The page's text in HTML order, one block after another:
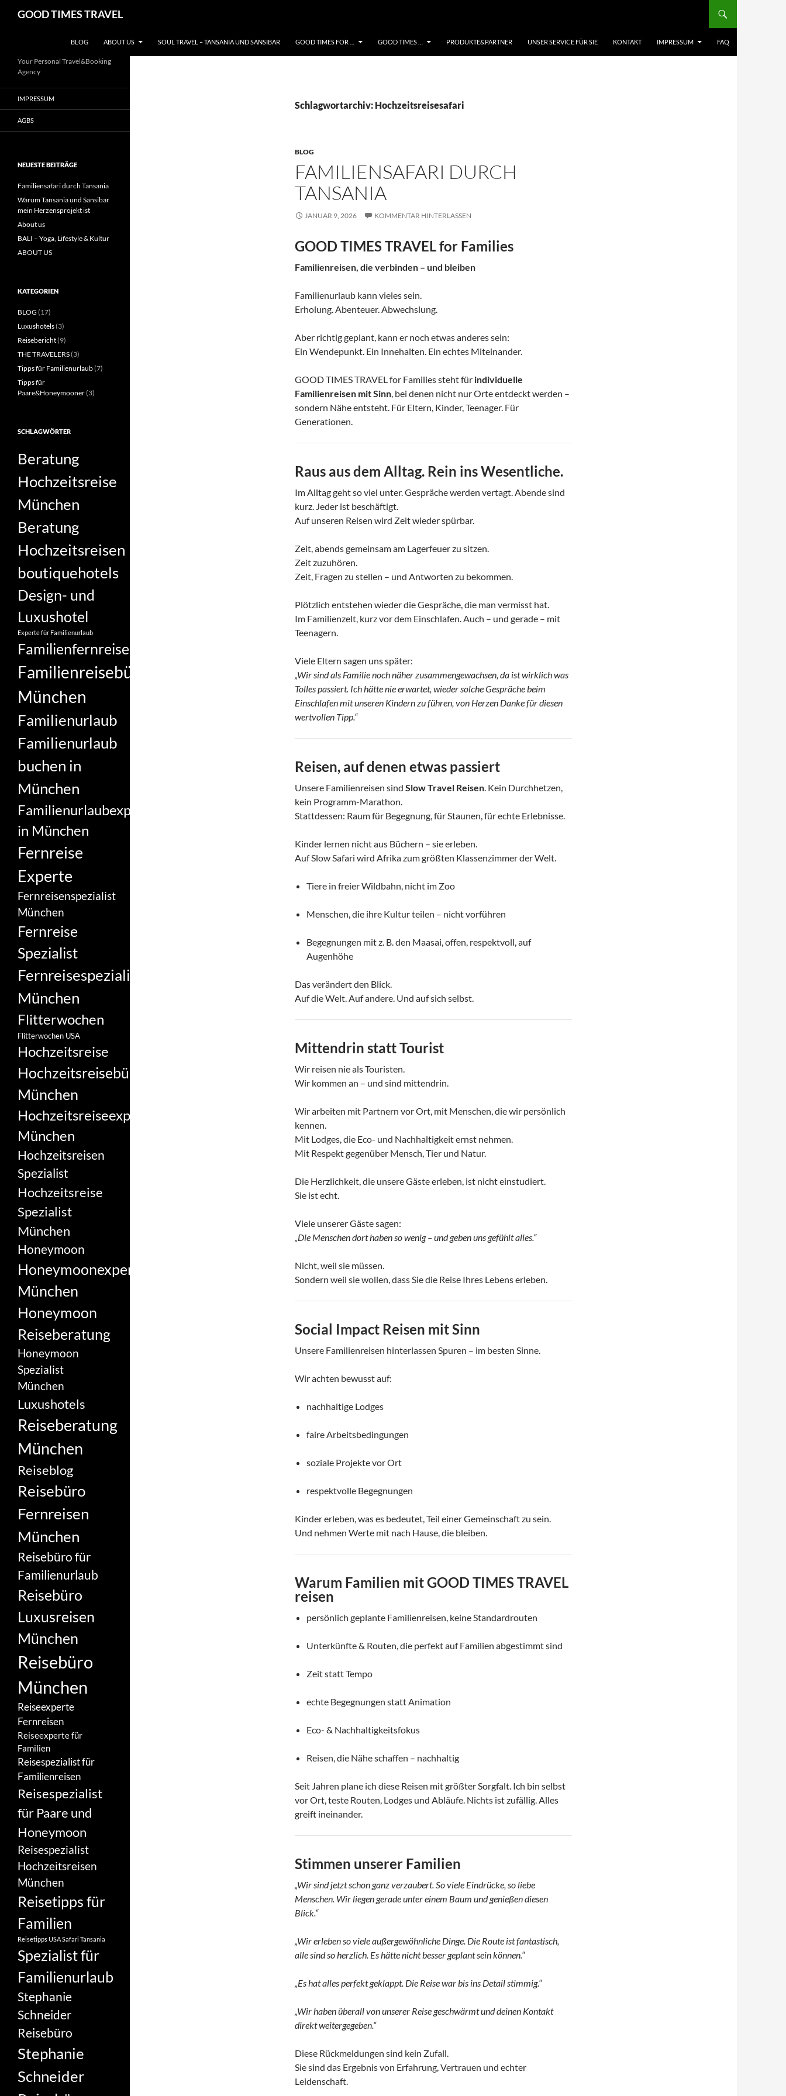
InhaltGOOD TIMES TRAVEL
BLOG ABOUT US SOUL TRAVEL – TANSANIA UND SANSIBAR GOOD TIMES FOR … GOOD TIMES … PRODUKTE&PARTNER UNSER SERVICE FÜR SIE KONTAKT IMPRESSUM FAQ
Schlagwortarchiv: Hochzeitsreisesafari
BLOG
FAMILIENSAFARI DURCH
TANSANIA
JANUAR 9, 2026 KOMMENTAR HINTERLASSEN
GOOD TIMES TRAVEL for Families
Familienreisen, die verbinden – und bleiben
Familienurlaub kann vieles sein.
Erholung. Abenteuer. Abwechslung.
Aber richtig geplant, kann er noch etwas anderes sein:
Ein Wendepunkt. Ein Innehalten. Ein echtes Miteinander.
GOOD TIMES TRAVEL for Families steht für individuelle
Familienreisen mit Sinn, bei denen nicht nur Orte entdeckt werden –
sondern Nähe entsteht. Für Eltern, Kinder, Teenager. Für
Generationen.
Raus aus dem Alltag. Rein ins Wesentliche.
Im Alltag geht so viel unter. Gespräche werden vertagt. Abende sind
kurz. Jeder ist beschäftigt.
Auf unseren Reisen wird Zeit wieder spürbar.
Zeit, abends gemeinsam am Lagerfeuer zu sitzen.
Zeit zuzuhören.
Zeit, Fragen zu stellen – und Antworten zu bekommen.
Plötzlich entstehen wieder die Gespräche, die man vermisst hat.
Im Familienzelt, kurz vor dem Einschlafen. Auch – und gerade – mit
Teenagern.
Viele Eltern sagen uns später:
„Wir sind als Familie noch näher zusammengewachsen, da ist wirklich was
Tolles passiert. Ich hätte nie erwartet, wieder solche Gespräche beim
Einschlafen mit unseren Kindern zu führen, von Herzen Danke für diesen
wertvollen Tipp.“
Reisen, auf denen etwas passiert
Unsere Familienreisen sind Slow Travel Reisen. Kein Durchhetzen,
kein Programm-Marathon.
Stattdessen: Raum für Begegnung, für Staunen, für echte Erlebnisse.
Kinder lernen nicht aus Büchern – sie erleben.
Auf Slow Safari wird Afrika zum größten Klassenzimmer der Welt.
Tiere in freier Wildbahn, nicht im Zoo
Menschen, die ihre Kultur teilen – nicht vorführen
Begegnungen mit z. B. den Maasai, offen, respektvoll, auf
Augenhöhe
Das verändert den Blick.
Auf die Welt. Auf andere. Und auf sich selbst.
Mittendrin statt Tourist
Wir reisen nie als Touristen.
Wir kommen an – und sind mittendrin.
Wir arbeiten mit Partnern vor Ort, mit Menschen, die wir persönlich
kennen.
Mit Lodges, die Eco- und Nachhaltigkeit ernst nehmen.
Mit Respekt gegenüber Mensch, Tier und Natur.
Die Herzlichkeit, die unsere Gäste erleben, ist nicht einstudiert.
Sie ist echt.
Viele unserer Gäste sagen:
„Die Menschen dort haben so wenig – und geben uns gefühlt alles.“
Nicht, weil sie müssen.
Sondern weil sie wollen, dass Sie die Reise Ihres Lebens erleben.
Social Impact Reisen mit Sinn
Unsere Familienreisen hinterlassen Spuren – im besten Sinne.
Wir achten bewusst auf:
nachhaltige Lodges
faire Arbeitsbedingungen
soziale Projekte vor Ort
respektvolle Begegnungen
Kinder erleben, was es bedeutet, Teil einer Gemeinschaft zu sein.
Und nehmen Werte mit nach Hause, die bleiben.
Warum Familien mit GOOD TIMES TRAVEL
reisen
persönlich geplante Familienreisen, keine Standardrouten
Unterkünfte & Routen, die perfekt auf Familien abgestimmt sind
Zeit statt Tempo
echte Begegnungen statt Animation
Eco- & Nachhaltigkeitsfokus
Reisen, die Nähe schaffen – nachhaltig
Seit Jahren plane ich diese Reisen mit größter Sorgfalt. Ich bin selbst
vor Ort, teste Routen, Lodges und Abläufe. Nichts ist zufällig. Alles
greift ineinander.
Stimmen unserer Familien
„Wir sind jetzt schon ganz verzaubert. So viele Eindrücke, so liebe
Menschen. Wir liegen gerade unter einem Baum und genießen diesen
Blick.“
„Wir erleben so viele außergewöhnliche Dinge. Die Route ist fantastisch,
alle sind so herzlich. Es hätte nicht besser geplant sein können.“
„Es hat alles perfekt geklappt. Die Reise war bis ins Detail stimmig.“
„Wir haben überall von unserer Reise geschwärmt und deinen Kontakt
direkt weitergegeben.“
Diese Rückmeldungen sind kein Zufall.
Sie sind das Ergebnis von Erfahrung, Vertrauen und echter
Leidenschaft.
Your Personal Travel&Booking
Agency
IMPRESSUM
AGBS
NEUESTE BEITRÄGE
Familiensafari durch Tansania
Warum Tansania und Sansibar
mein Herzensprojekt ist
About us
BALI – Yoga, Lifestyle & Kultur
ABOUT US
KATEGORIEN
BLOG (17)
Luxushotels(3)
Reisebericht(9)
THE TRAVELERS(3)
Tipps für Familienurlaub(7)
Tipps für
Paare&Honeymooner(3)
SCHLAGWÖRTER
Beratung
Hochzeitsreise
München
Beratung
Hochzeitsreisen
boutiquehotels
Design- und
Luxushotel
Experte für Familienurlaub
Familienfernreise
Familienreisebüro
München
Familienurlaub
Familienurlaub
buchen in
München
Familienurlaubexperte
in München
Fernreise
Experte
Fernreisenspezialist
München
Fernreise
Spezialist
Fernreisespezialist
München
Flitterwochen
Flitterwochen USA
Hochzeitsreise
Hochzeitsreisebüro
München
Hochzeitsreiseexperte
München
Hochzeitsreisen
Spezialist
Hochzeitsreise
Spezialist
München
Honeymoon
Honeymoonexperte
München
Honeymoon
Reiseberatung
Honeymoon
Spezialist
München
Luxushotels
Reiseberatung
München
Reiseblog
Reisebüro
Fernreisen
München
Reisebüro für
Familienurlaub
Reisebüro
Luxusreisen
München
Reisebüro
München
Reiseexperte
Fernreisen
Reiseexperte für
Familien
Reisespezialist für
Familienreisen
Reisespezialist
für Paare und
Honeymoon
Reisespezialist
Hochzeitsreisen
München
Reisetipps für
Familien
Reisetipps USASafari Tansania
Spezialist für
Familienurlaub
Stephanie
Schneider
Reisebüro
Stephanie
Schneider